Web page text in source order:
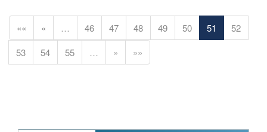
«« « … 46 47 48 49 50 51
52
53
54 55 … » »»